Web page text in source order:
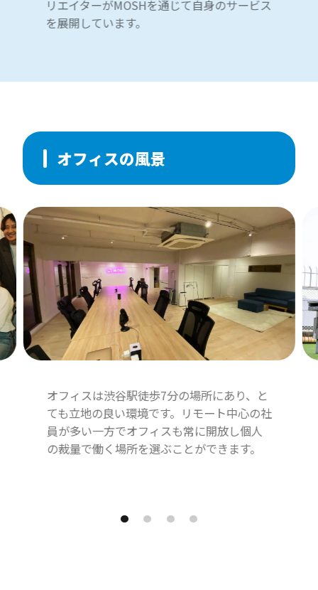
リエイターがMOSHを通じて自身のサービス
を展開しています。
オフィスの風景
オフィスは渋谷駅徒歩7分の場所にあり、と
ても立地の良い環境です。リモート中心の社
員が多い一方でオフィスも常に開放し個人
の裁量で働く場所を選ぶことができます。